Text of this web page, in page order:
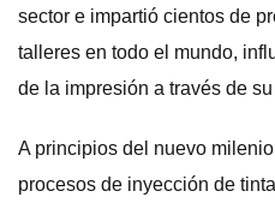
sector e impartió cientos de
talleres en todo el mundo,
de la impresión a través de
A principios del nuevo
procesos de inyección de